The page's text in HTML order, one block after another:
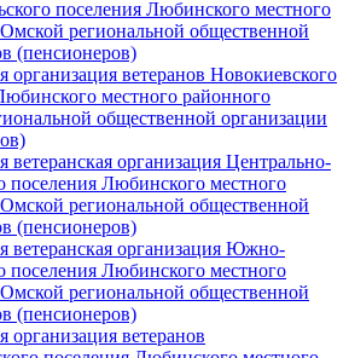
поселения Любинского местного
региональной общественной
(пенсионеров)
организация ветеранов Новокиевского
местного районного
общественной организации
ветеранская организация Центрально-
поселения Любинского местного
региональной общественной
(пенсионеров)
ветеранская организация Южно-
поселения Любинского местного
региональной общественной
(пенсионеров)
организация ветеранов